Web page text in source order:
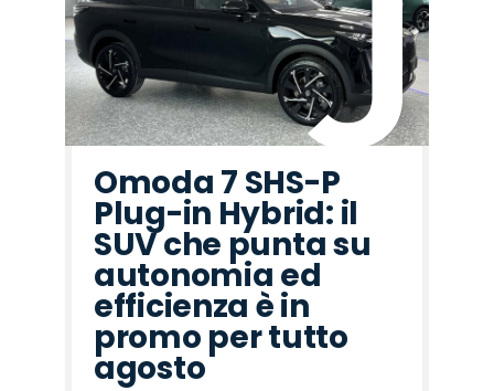
Omoda 7 SHS-P
Plug-in Hybrid: il
SUV che punta su
autonomia ed
efficienza è in
promo per tutto
agosto